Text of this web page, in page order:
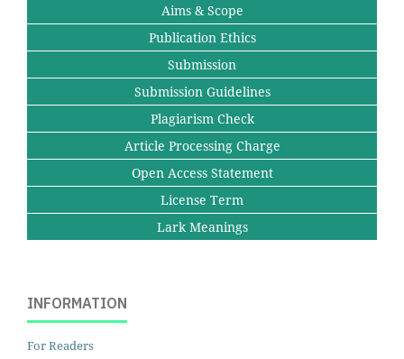
Aims & Scope
Publication Ethics
Submission
Submission Guidelines
Plagiarism Check
Article Processing Charge
Open Access Statement
License Term
Lark Meanings
INFORMATION
For Readers